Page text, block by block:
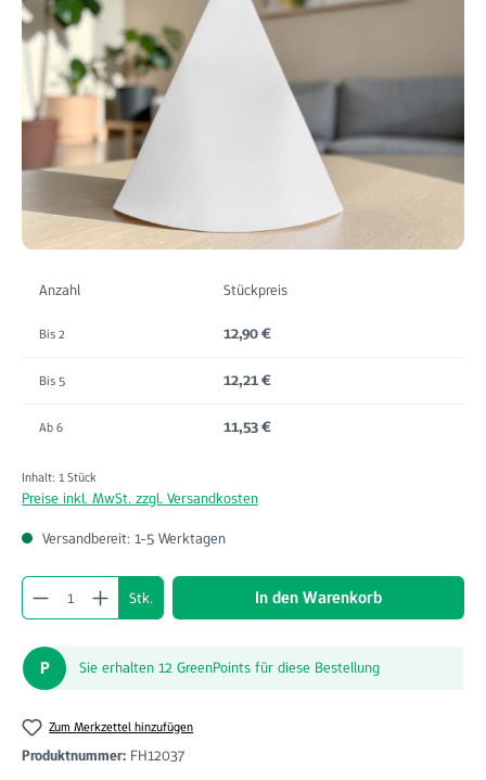
Anzahl Stückpreis
Bis2 12,90 €
Bis 5 12,21 €
Ab6 11,53 €
Inhalt: 1 Stück
Preise inkl. MwSt. zzgl. Versandkosten
Versandbereit: 1-5 Werktagen
Produkt Anzahl: Gib den gewünschten Wert
Stk. In den Warenkorb
P Sie erhalten 12 GreenPoints für diese Bestellung
Zum Merkzettel hinzufügen
Produktnummer: FH12037